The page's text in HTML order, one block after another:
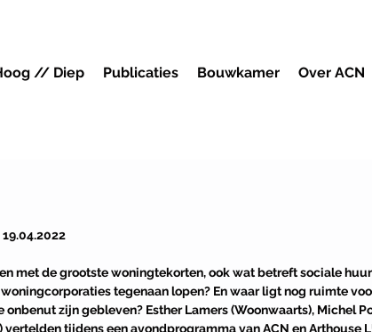
// Diep Publicaties Bouwkamer Over ACN
met de grootste woningtekorten, ook wat betreft sociale
tegenaan lopen? En waar ligt nog ruimte
zijn gebleven? Esther Lamers (Woonwaarts), Michel
tijdens een avondprogramma van ACN en Arthouse